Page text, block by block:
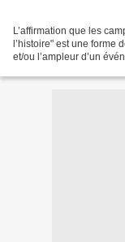
L’affirmation que les
l’histoire" est une forme
et/ou l’ampleur d’un